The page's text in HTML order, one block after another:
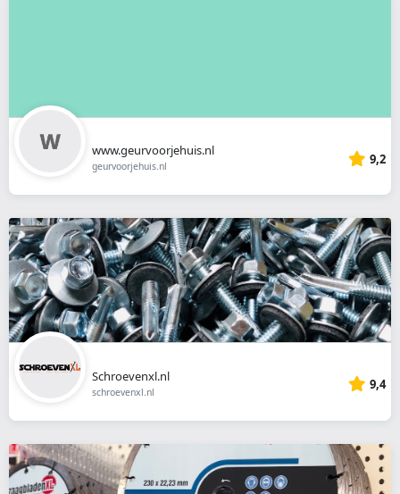
www.geurvoorjehuis.nl
geurvoorjehuis.nl 9,2
Schroevenxl.nl
schroevenxl.nl 9,4